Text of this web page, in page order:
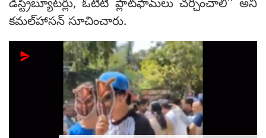
డిస్ట్రిబ్యూటర్లు, ఓటీటీ ప్లాట్‌ఫామ్‌లు చర్చించాలి’’ అని
కమల్‌హాసన్‌ సూచించారు.